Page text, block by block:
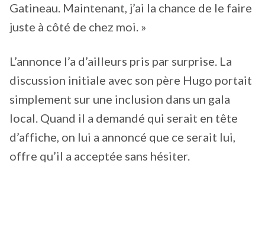
Gatineau. Maintenant, j’ai la chance de le faire
juste à côté de chez moi. »
L’annonce l’a d’ailleurs pris par surprise. La
discussion initiale avec son père Hugo portait
simplement sur une inclusion dans un gala
local. Quand il a demandé qui serait en tête
d’affiche, on lui a annoncé que ce serait lui,
offre qu’il a acceptée sans hésiter.